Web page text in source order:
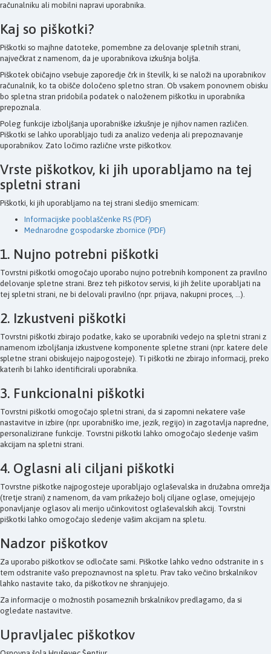
računalniku ali mobilni napravi uporabnika.
Kaj so piškotki?
Piškotki so majhne datoteke, pomembne za delovanje spletnih strani,
največkrat z namenom, da je uporabnikova izkušnja boljša.
Piškotek običajno vsebuje zaporedje črk in številk, ki se naloži na uporabnikov
računalnik, ko ta obišče določeno spletno stran. Ob vsakem ponovnem obisku
bo spletna stran pridobila podatek o naloženem piškotku in uporabnika
prepoznala.
Poleg funkcije izboljšanja uporabniške izkušnje je njihov namen različen.
Piškotki se lahko uporabljajo tudi za analizo vedenja ali prepoznavanje
uporabnikov. Zato ločimo različne vrste piškotkov.
Vrste piškotkov, ki jih uporabljamo na tej
spletni strani
Piškotki, ki jih uporabljamo na tej strani sledijo smernicam:
Informacijske pooblaščenke RS (PDF)
Mednarodne gospodarske zbornice (PDF)
1. Nujno potrebni piškotki
Tovrstni piškotki omogočajo uporabo nujno potrebnih komponent za pravilno
delovanje spletne strani. Brez teh piškotov servisi, ki jih želite uporabljati na
tej spletni strani, ne bi delovali pravilno (npr. prijava, nakupni proces, ...).
2. Izkustveni piškotki
Tovrstni piškotki zbirajo podatke, kako se uporabniki vedejo na spletni strani z
namenom izboljšanja izkustvene komponente spletne strani (npr. katere dele
spletne strani obiskujejo najpogosteje). Ti piškotki ne zbirajo informacij, preko
katerih bi lahko identificirali uporabnika.
3. Funkcionalni piškotki
Tovrstni piškotki omogočajo spletni strani, da si zapomni nekatere vaše
nastavitve in izbire (npr. uporabniško ime, jezik, regijo) in zagotavlja napredne,
personalizirane funkcije. Tovrstni piškotki lahko omogočajo sledenje vašim
akcijam na spletni strani.
4. Oglasni ali ciljani piškotki
Tovrstne piškotke najpogosteje uporabljajo oglaševalska in družabna omrežja
(tretje strani) z namenom, da vam prikažejo bolj ciljane oglase, omejujejo
ponavljanje oglasov ali merijo učinkovitost oglaševalskih akcij. Tovrstni
piškotki lahko omogočajo sledenje vašim akcijam na spletu.
Nadzor piškotkov
Za uporabo piškotkov se odločate sami. Piškotke lahko vedno odstranite in s
tem odstranite vašo prepoznavnost na spletu. Prav tako večino brskalnikov
lahko nastavite tako, da piškotkov ne shranjujejo.
Za informacije o možnostih posameznih brskalnikov predlagamo, da si
ogledate nastavitve.
Upravljalec piškotkov